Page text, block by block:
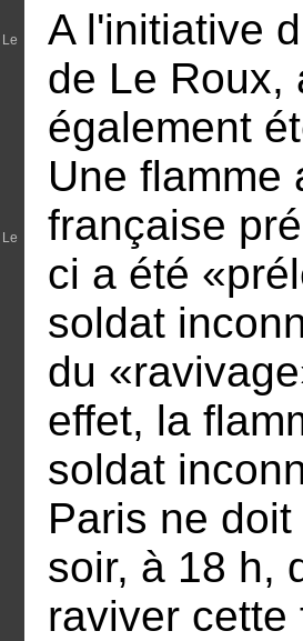
A l'initiative
de Le Roux,
également
Une flamme
française
ci a été
soldat
du
effet, la
soldat
Paris ne
soir, à 18 h,
raviver cette